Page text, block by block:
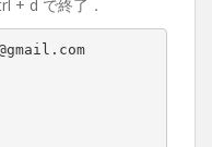
+ d で終了．